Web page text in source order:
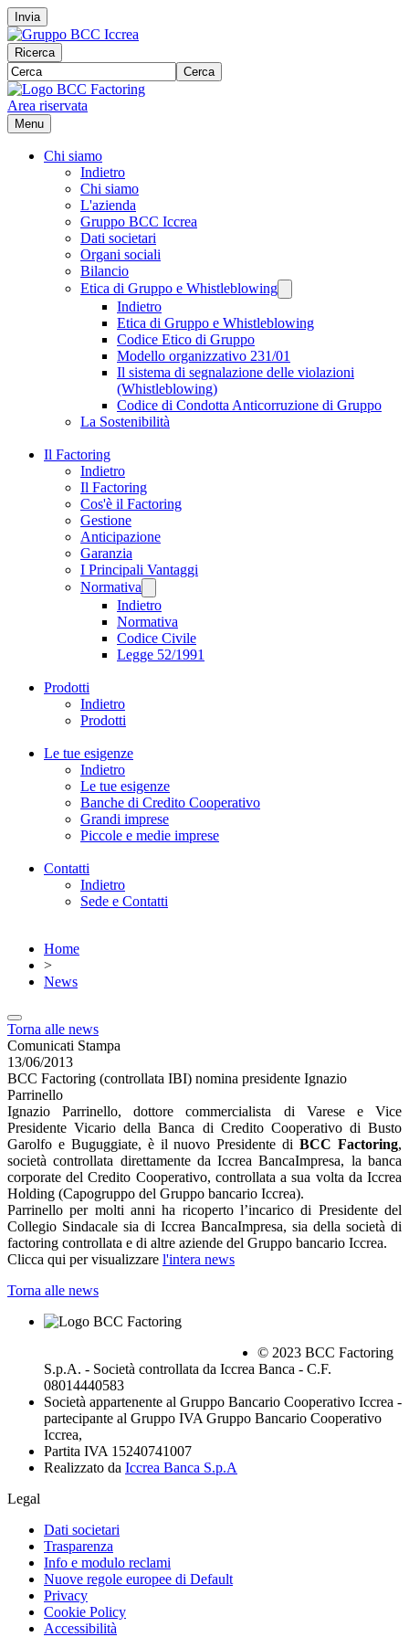
Invia
Ricerca
Cerca
Area riservata
Menu
Chi siamo
Indietro
Chi siamo
L'azienda
Gruppo BCC Iccrea
Dati societari
Organi sociali
Bilancio
Etica di Gruppo e Whistleblowing
Indietro
Etica di Gruppo e Whistleblowing
Codice Etico di Gruppo
Modello organizzativo 231/01
Il sistema di segnalazione delle violazioni
(Whistleblowing)
Codice di Condotta Anticorruzione di Gruppo
La Sostenibilità
Il Factoring
Indietro
Il Factoring
Cos'è il Factoring
Gestione
Anticipazione
Garanzia
I Principali Vantaggi
Normativa
Indietro
Normativa
Codice Civile
Legge 52/1991
Prodotti
Indietro
Prodotti
Le tue esigenze
Indietro
Le tue esigenze
Banche di Credito Cooperativo
Grandi imprese
Piccole e medie imprese
Contatti
Indietro
Sede e Contatti
Home
>
News
Torna alle news
Comunicati Stampa
13/06/2013
BCC Factoring (controllata IBI) nomina presidente Ignazio
Parrinello
Ignazio Parrinello, dottore commercialista di Varese e Vice
Presidente Vicario della Banca di Credito Cooperativo di Busto
Garolfo e Buguggiate, è il nuovo Presidente diBCC Factoring,
società controllata direttamente da Iccrea BancaImpresa, la banca
corporate del Credito Cooperativo, controllata a sua volta da Iccrea
Holding (Capogruppo del Gruppo bancario Iccrea).
Parrinello per molti anni ha ricoperto l’incarico di Presidente del
Collegio Sindacale sia di Iccrea BancaImpresa, sia della società di
factoring controllata e di altre aziende del Gruppo bancario Iccrea.
Clicca qui per visualizzare l'intera news
Torna alle news
© 2023 BCC Factoring
S.p.A. - Società controllata da Iccrea Banca - C.F.
08014440583
Società appartenente al Gruppo Bancario Cooperativo Iccrea -
partecipante al Gruppo IVA Gruppo Bancario Cooperativo
Iccrea,
Partita IVA 15240741007
Realizzato da Iccrea Banca S.p.A
Legal
Dati societari
Trasparenza
Info e modulo reclami
Nuove regole europee di Default
Privacy
Cookie Policy
Accessibilità